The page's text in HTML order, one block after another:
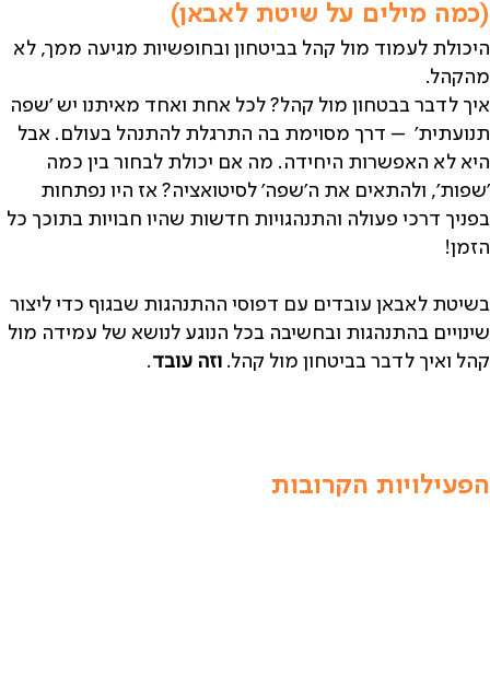
(כמה מילים על שיטת לאבאן)
היכולת לעמוד מול קהל בביטחון ובחופשיות מגיעה ממך, לא
מהקהל.
איך לדבר בבטחון מול קהל? לכל אחת ואחד מאיתנו יש 'שפה
תנועתית' – דרך מסוימת בה התרגלת להתנהל בעולם. אבל
היא לא האפשרות היחידה. מה אם יכולת לבחור בין כמה
'שפות', ולהתאים את ה'שפה' לסיטואציה? אז היו נפתחות
בפניך דרכי פעולה והתנהגויות חדשות שהיו חבויות בתוכך כל
הזמן!
בשיטת לאבאן עובדים עם דפוסי ההתנהגות שבגוף כדי ליצור
שינויים בהתנהגות ובחשיבה בכל הנוגע לנושא של עמידה מול
קהל ואיך לדבר בביטחון מול קהל. וזה עובד.
הפעילויות הקרובות